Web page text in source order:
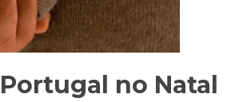
no Natal